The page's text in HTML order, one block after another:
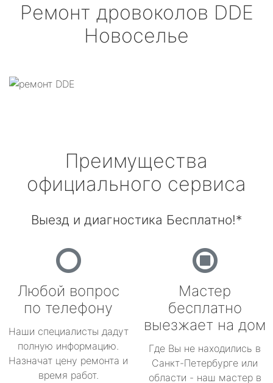
Ремонт дровоколов DDE
Новоселье
Преимущества
официального сервиса
Выезд и диагностика Бесплатно!*
Любой вопрос
по телефону
Наши специалисты дадут
полную информацию.
Назначат цену ремонта и
время работ.
Мастер
бесплатно
выезжает на дом
Где Вы не находились в
Санкт-Петербурге или
области - наш мастер в